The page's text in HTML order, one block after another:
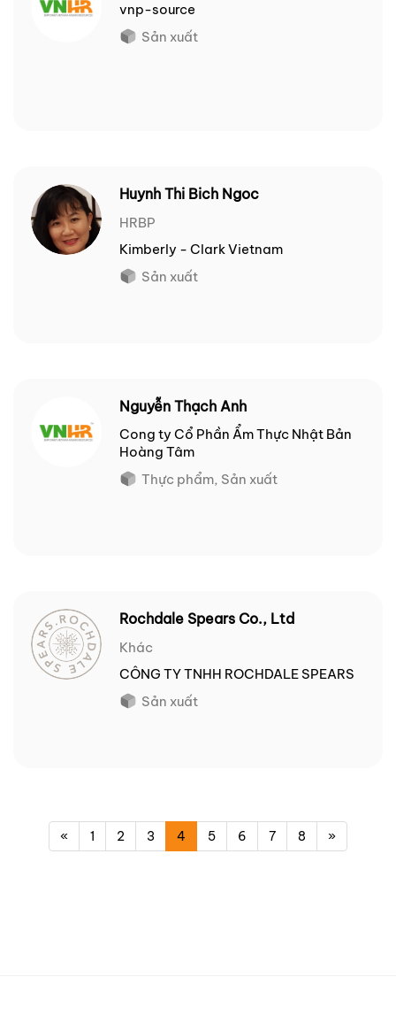
vnp-source
Sản xuất
Huynh Thi Bich Ngoc
HRBP
Kimberly - Clark Vietnam
Sản xuất
Nguyễn Thạch Anh
Cong ty Cổ Phần Ẩm Thực Nhật Bản
Hoàng Tâm
Thực phẩm, Sản xuất
Rochdale Spears Co., Ltd
Khác
CÔNG TY TNHH ROCHDALE SPEARS
Sản xuất
« 1 2 3 4 5 6 7 8 »